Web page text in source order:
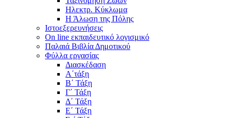
Ηλεκτρ. Κύκλωμα
Η Άλωση της Πόλης
Ιστοεξερευνήσεις
On line εκπαιδευτικό λογισμικό
Παλαιά Βιβλία Δημοτικού
Φύλλα εργασίας
Διασκέδαση
Α΄τάξη
Β΄ Τάξη
Γ΄ Τάξη
Δ΄ Τάξη
Ε΄ Τάξη